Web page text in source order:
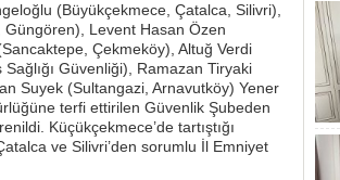
(Büyükçekmece, Çatalca, Silivri),
Levent Hasan Özen
Çekmeköy), Altuğ Verdi
Güvenliği), Ramazan Tiryaki
Suyek (Sultangazi, Arnavutköy) Yener
terfi ettirilen Güvenlik Şubeden
Küçükçekmece’de tartıştığı
ve Silivri’den sorumlu İl Emniyet